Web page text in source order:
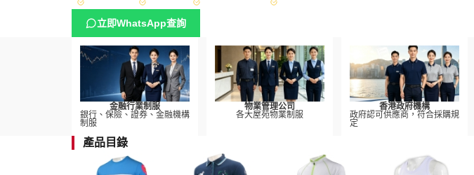
立即WhatsApp查詢
金融行業制服
銀行、保險、證券、金融機構
制服
物業管理公司
各大屋苑物業制服
香港政府機構
政府認可供應商，符合採購規
定
產品目錄